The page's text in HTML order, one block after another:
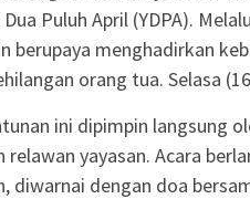
Dua Puluh April (YDPA).
berupaya menghadirkan
orang tua. Selasa
ini dipimpin langsung
relawan yayasan. Acara
diwarnai dengan doa